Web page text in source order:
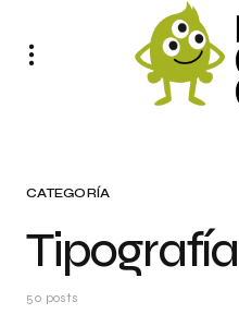
CATEGORÍA
Tipografía
50 posts